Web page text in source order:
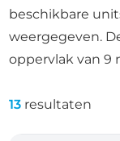
beschikbare
weergegeven.
oppervlak van 9
13 resultaten